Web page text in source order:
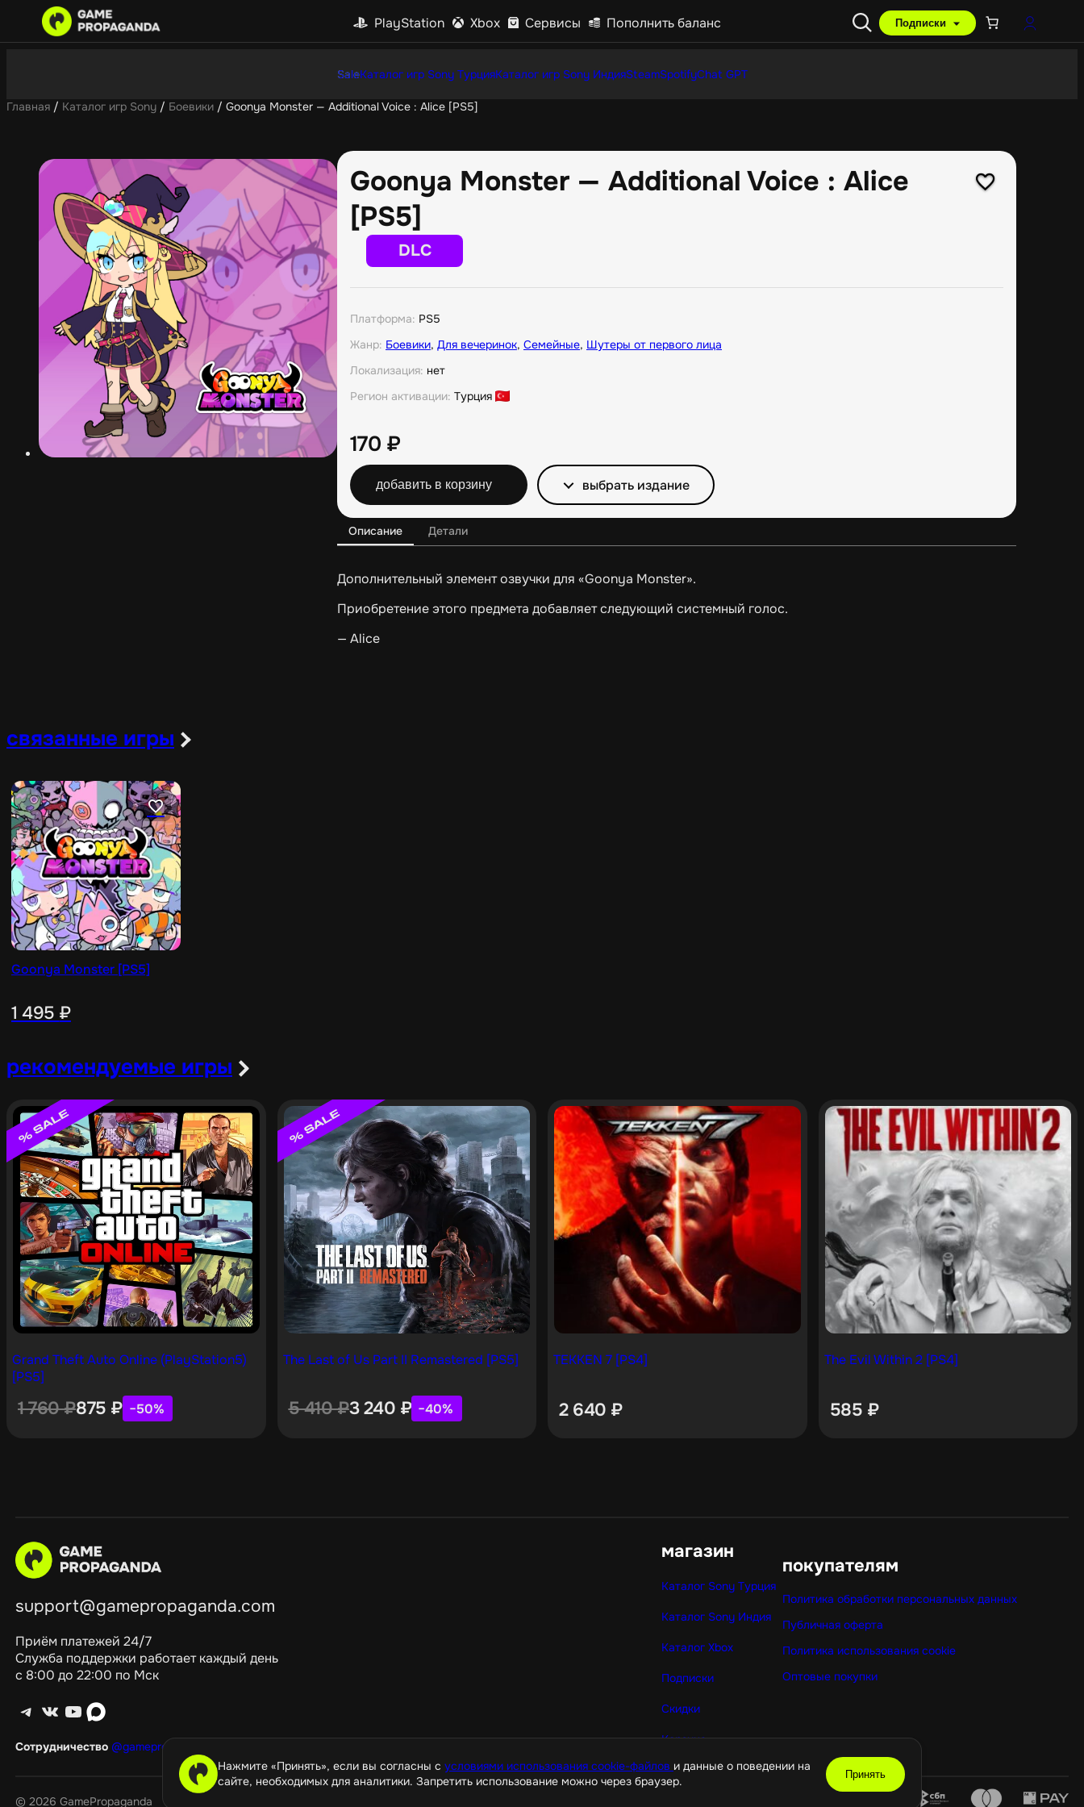
Нажмите «Принять», если вы согласны с условиями использования cookie-файлов и данные о поведении на
сайте, необходимых для аналитики. Запретить использование можно через браузер.
Принять
PlayStation Xbox Сервисы Пополнить баланс Подписки
SaleКаталог игр Sony ТурцияКаталог игр Sony ИндияSteamSpotifyChat GPT
Главная / Каталог игр Sony / Боевики / Goonya Monster — Additional Voice : Alice [PS5]
Goonya Monster — Additional Voice : Alice
[PS5]
DLC
Платформа: PS5
Жанр: Боевики, Для вечеринок, Семейные, Шутеры от первого лица
Локализация: нет
Регион активации: Турция
170 ₽
добавить в корзину выбрать издание
Описание Детали
Дополнительный элемент озвучки для «Goonya Monster».
Приобретение этого предмета добавляет следующий системный голос.
— Alice
связанные игры
Goonya Monster [PS5]
1 495 ₽
рекомендуемые игры
Grand Theft Auto Online (PlayStation5)
[PS5]
1 760₽875 ₽ −50%
The Last of Us Part II Remastered [PS5]
5 410₽3 240 ₽ −40%
TEKKEN 7 [PS4]
2 640 ₽
The Evil Within 2 [PS4]
585 ₽
support@gamepropaganda.com
Приём платежей 24/7
Служба поддержки работает каждый день
с 8:00 до 22:00 по Мск
Telegram ВКонтакте YouTube max
Сотрудничество @gamepropagandagang
магазин
Каталог Sony Турция
Каталог Sony Индия
Каталог Xbox
Подписки
Скидки
Корзина
покупателям
Политика обработки персональных данных
Публичная оферта
Политика использования cookie
Оптовые покупки
©️ 2026 GamePropaganda